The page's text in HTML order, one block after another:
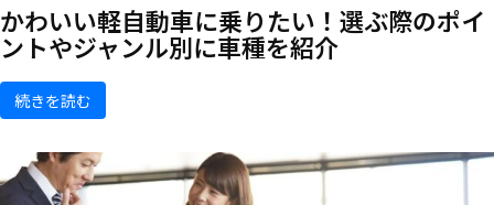
かわいい軽自動車に乗りたい！選ぶ際のポイ
ントやジャンル別に車種を紹介
続きを読む